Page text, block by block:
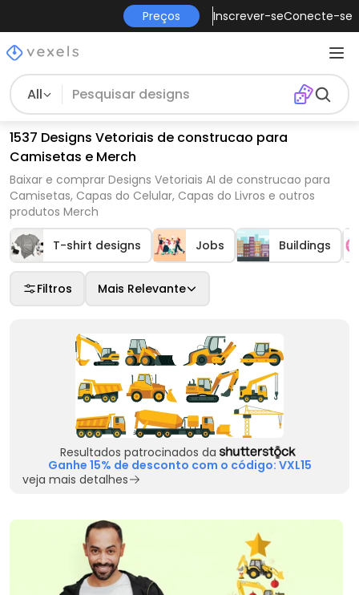
Preços Inscrever-seConecte-se
All
1537 Designs Vetoriais de construcao para
Camisetas e Merch
Baixar e comprar Designs Vetoriais AI de construcao para
Camisetas, Capas do Celular, Capas do Livros e outros
produtos Merch
T-shirt designs Jobs Buildings
Filtros Mais Relevante
Resultados patrocinados da
Ganhe 15% de desconto com o código: VXL15
veja mais detalhes